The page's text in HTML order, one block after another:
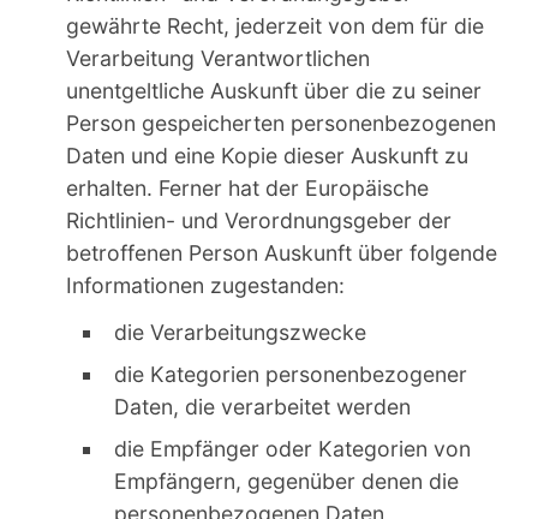
gewährte Recht, jederzeit von dem für die
Verarbeitung Verantwortlichen
unentgeltliche Auskunft über die zu seiner
Person gespeicherten personenbezogenen
Daten und eine Kopie dieser Auskunft zu
erhalten. Ferner hat der Europäische
Richtlinien- und Verordnungsgeber der
betroffenen Person Auskunft über folgende
Informationen zugestanden:
die Verarbeitungszwecke
die Kategorien personenbezogener
Daten, die verarbeitet werden
die Empfänger oder Kategorien von
Empfängern, gegenüber denen die
personenbezogenen Daten